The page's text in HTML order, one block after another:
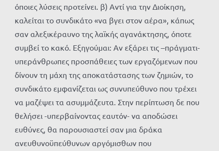
όποιες λύσεις προτείνει. β) Αντί για την Διοίκηση,
καλείται το συνδικάτο «να βγει στον αέρα», κάπως
σαν αλεξικέραυνο της λαϊκής αγανάκτησης, όποτε
συμβεί το κακό. Εξηγούμαι: Αν εξάρει τις –πράγματι-
υπεράνθρωπες προσπάθειες των εργαζόμενων που
δίνουν τη μάχη της αποκατάστασης των ζημιών, το
συνδικάτο εμφανίζεται ως συνυπεύθυνο που τρέχει
να μαζέψει τα ασυμμάζευτα. Στην περίπτωση δε που
θελήσει -υπερβαίνοντας εαυτόν- να αποδώσει
ευθύνες, θα παρουσιαστεί σαν μια δράκα
ανευθυνοϋπεύθυνων αργόμισθων που